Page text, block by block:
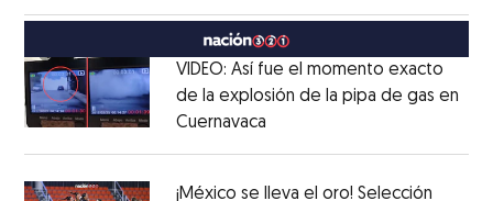
MéxicoOpens in new window
VIDEO: Así fue el momento exacto
de la explosión de la pipa de gas en
Cuernavaca
¡México se lleva el oro! Selección